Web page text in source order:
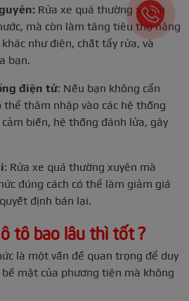
Rửa xe quá thường xuyên
mà còn làm tăng tiêu thụ năng
như điện, chất tẩy rửa, và
bạn.
điện tử: Nếu bạn không cẩn
thâm nhập vào các hệ thống
biến, hệ thống đánh lửa, gây
: Rửa xe quá thường xuyên mà
đúng cách có thể làm giảm giá
định bán lại.
tô bao lâu thì tốt ?
là một vấn đề quan trọng để duy
mặt của phương tiện mà không